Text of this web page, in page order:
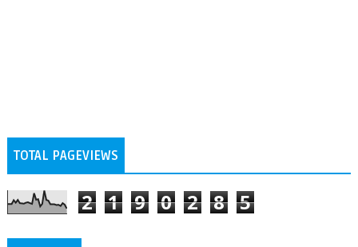
TOTAL PAGEVIEWS
2 1 9 0 2 8 5